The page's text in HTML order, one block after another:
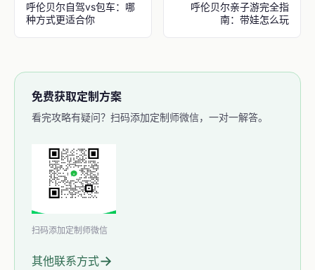
呼伦贝尔自驾vs包车：哪
种方式更适合你
呼伦贝尔亲子游完全指
南：带娃怎么玩
免费获取定制方案
看完攻略有疑问？扫码添加定制师微信，一对一解答。
扫码添加定制师微信
其他联系方式→